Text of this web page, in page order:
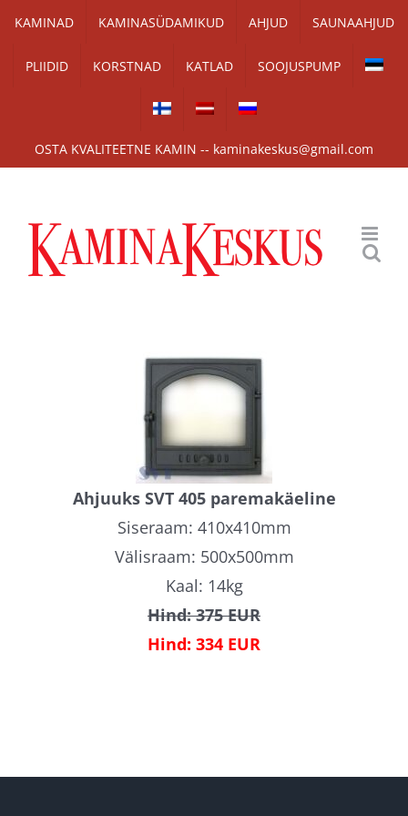
Skip
content
KAMINAD KAMINASÜDAMIKUD AHJUD SAUNAAHJUD
PLIIDID KORSTNAD KATLAD SOOJUSPUMP
OSTA KVALITEETNE KAMIN -- kaminakeskus@gmail.com
Ahjuuks SVT 405 paremakäeline
Siseraam: 410x410mm
Välisraam: 500x500mm
Kaal: 14kg
Hind: 375 EUR
Hind: 334 EUR